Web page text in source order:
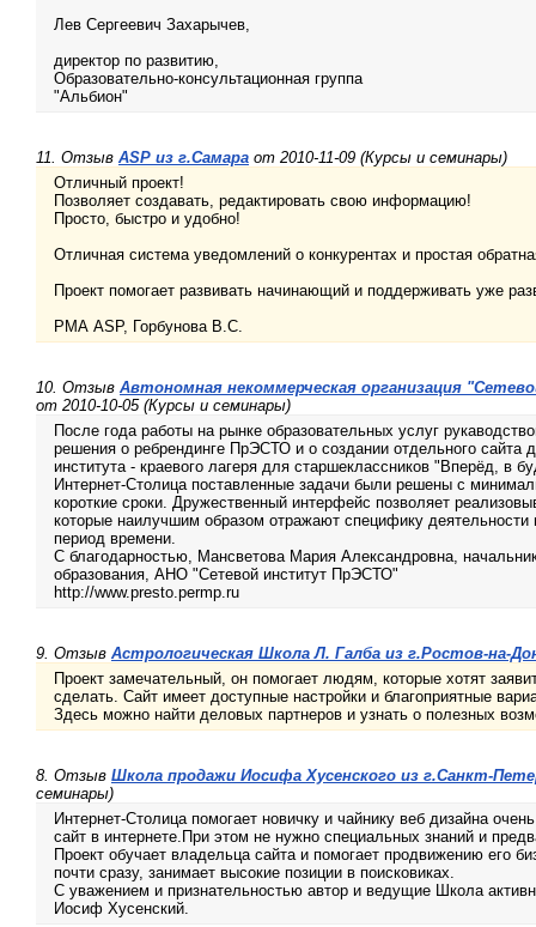
Лев Сергеевич Захарычев,
директор по развитию,
Образовательно-консультационная группа
"Альбион"
11. Отзыв ASP из г.Самара от 2010-11-09 (Курсы и семинары)
Отличный проект!
Позволяет создавать, редактировать свою информацию!
Просто, быстро и удобно!
Отличная система уведомлений о конкурентах и простая
Проект помогает развивать начинающий и поддерживать уже
РМА ASP, Горбунова В.С.
10. Отзыв Автономная некоммерческая организация
от 2010-10-05 (Курсы и семинары)
После года работы на рынке образовательных услуг
решения о ребрендинге ПрЭСТО и о создании отдельного сайта
института - краевого лагеря для старшеклассников "Вперёд, в
Интернет-Столица поставленные задачи были решены с
короткие сроки. Дружественный интерфейс позволяет
которые наилучшим образом отражают специфику деятельности
период времени.
С благодарностью, Мансветова Мария Александровна,
образования, АНО "Сетевой институт ПрЭСТО"
http://www.presto.permp.ru
9. Отзыв Астрологическая Школа Л. Галба из г.Ростов-на-
Проект замечательный, он помогает людям, которые хотят
сделать. Сайт имеет доступные настройки и благоприятные
Здесь можно найти деловых партнеров и узнать о полезных
8. Отзыв Школа продажи Иосифа Хусенского из г.Санкт-
семинары)
Интернет-Столица помогает новичку и чайнику веб дизайна
сайт в интернете.При этом не нужно специальных знаний и
Проект обучает владельца сайта и помогает продвижению его
почти сразу, занимает высокие позиции в поисковиках.
С уважением и признательностью автор и ведущие Школа
Иосиф Хусенский.